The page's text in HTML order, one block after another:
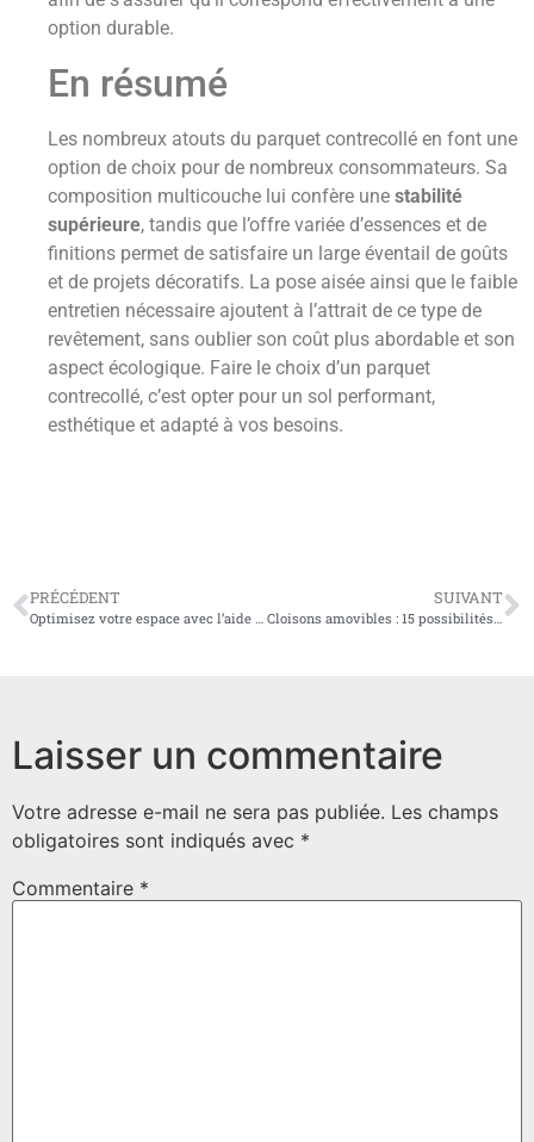
option durable.
En résumé
Les nombreux atouts du parquet contrecollé en font une
option de choix pour de nombreux consommateurs. Sa
composition multicouche lui confère une stabilité
supérieure, tandis que l’offre variée d’essences et de
finitions permet de satisfaire un large éventail de goûts
et de projets décoratifs. La pose aisée ainsi que le faible
entretien nécessaire ajoutent à l’attrait de ce type de
revêtement, sans oublier son coût plus abordable et son
aspect écologique. Faire le choix d’un parquet
contrecollé, c’est opter pour un sol performant,
esthétique et adapté à vos besoins.
PRÉCÉDENT SUIVANT
Laisser un commentaire
Votre adresse e-mail ne sera pas publiée. Les champs
obligatoires sont indiqués avec *
Commentaire *